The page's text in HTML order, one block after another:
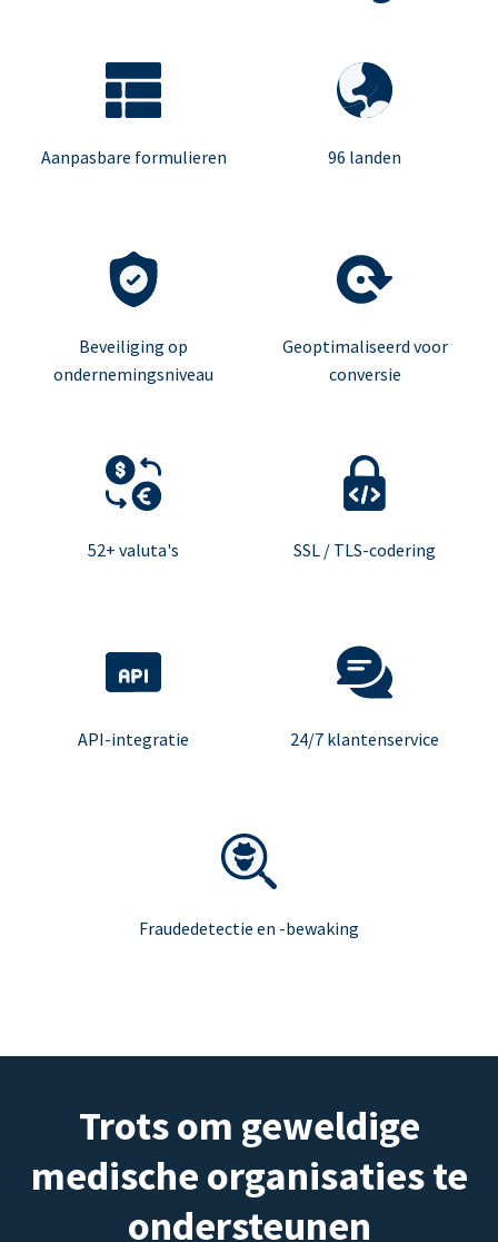
Aanpasbare formulieren 96 landen
Beveiliging op
ondernemingsniveau
Geoptimaliseerd voor
conversie
52+ valuta's SSL / TLS-codering
API-integratie 24/7 klantenservice
Fraudedetectie en -bewaking
Trots om geweldige
medische organisaties te
ondersteunen